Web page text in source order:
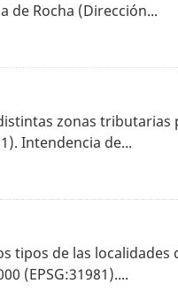
de Rocha (Dirección...
zonas tributarias
Intendencia de...
tipos de las localidades
(EPSG:31981)....